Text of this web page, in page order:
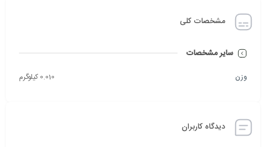
مشخصات کلی
سایر مشخصات
وزن 0.010 کیلوگرم
دیدگاه کاربران